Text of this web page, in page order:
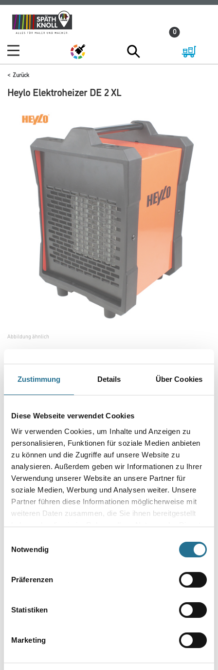
Zustimmung Details Über Cookies
Diese Webseite verwendet Cookies
Wir verwenden Cookies, um Inhalte und Anzeigen zu
personalisieren, Funktionen für soziale Medien anbieten
zu können und die Zugriffe auf unsere Website zu
analysieren. Außerdem geben wir Informationen zu Ihrer
Verwendung unserer Website an unsere Partner für
soziale Medien, Werbung und Analysen weiter. Unsere
Partner führen diese Informationen möglicherweise mit
weiteren Daten zusammen, die Sie ihnen bereitgestellt
haben oder die sie im Rahmen Ihrer Nutzung der Dienste
Notwendig
Präferenzen
Statistiken
Marketing
Zum
Inhalt
Zum
Navigationsmenü
0
Zurück
Heylo Elektroheizer DE 2 XL
Abbildung ähnlich
Bitte einloggen, um Preise zu sehen
#1101922
Art-Nr.:4448-000882
Umrechnungsfaktoren
- Für die schnelle Beheizung von Baustellen, Werkstätten u. v. m.
- Leistungsaufnahme: 1,0 / 2,0 kW